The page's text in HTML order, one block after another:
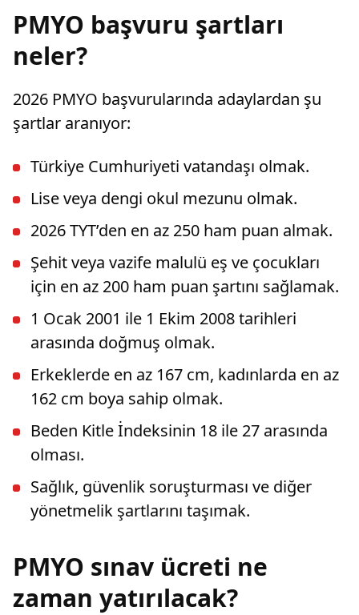
PMYO başvuru şartları
neler?
2026 PMYO başvurularında adaylardan şu
şartlar aranıyor:
Türkiye Cumhuriyeti vatandaşı olmak.
Lise veya dengi okul mezunu olmak.
2026 TYT’den en az 250 ham puan almak.
Şehit veya vazife malulü eş ve çocukları
için en az 200 ham puan şartını sağlamak.
1 Ocak 2001 ile 1 Ekim 2008 tarihleri
arasında doğmuş olmak.
Erkeklerde en az 167 cm, kadınlarda en az
162 cm boya sahip olmak.
Beden Kitle İndeksinin 18 ile 27 arasında
olması.
Sağlık, güvenlik soruşturması ve diğer
yönetmelik şartlarını taşımak.
PMYO sınav ücreti ne
zaman yatırılacak?